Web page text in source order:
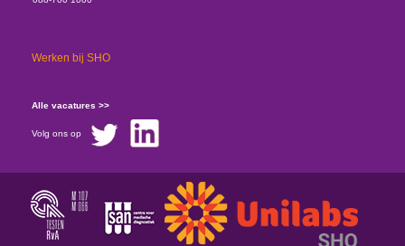
Werken bij SHO
Alle vacatures >>
Volg ons op